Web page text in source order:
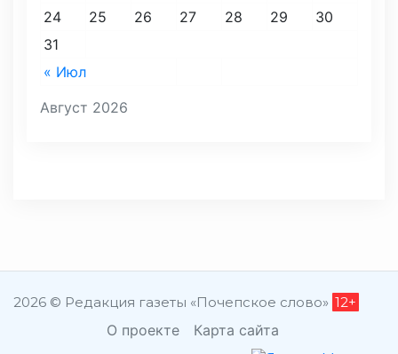
Август 2026
« Июл
24
25 26 27 28 29
30
31
2026 © Редакция газеты «Почепское слово» 12+
О проекте Карта сайта